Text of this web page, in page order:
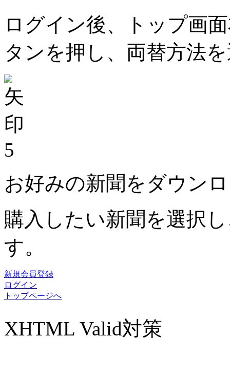
ログイン後、トップ画
タンを押し、両替方法
5
お好みの新聞をダウン
購入したい新聞を選択
す。
新規会員登録
ログイン
トップページへ
XHTML Valid対策